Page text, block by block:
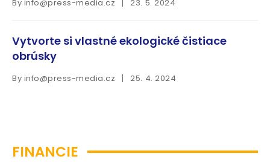
By info@press-media.cz 23. 5. 2024
Vytvorte si vlastné ekologické čistiace
obrúsky
By info@press-media.cz 25. 4. 2024
FINANCIE